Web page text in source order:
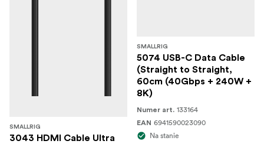
SMALLRIG
3043 HDMI Cable Ultra
SMALLRIG
5074 USB-C Data Cable
(Straight to Straight,
60cm (40Gbps + 240W +
8K)
Numer art. 133164
EAN 6941590023090
Na stanie